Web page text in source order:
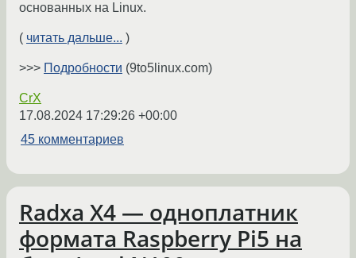
основанных на Linux.
( читать дальше... )
>>> Подробности (9to5linux.com)
CrX
17.08.2024 17:29:26 +00:00
45 комментариев
Radxa X4 — одноплатник
формата Raspberry Pi5 на